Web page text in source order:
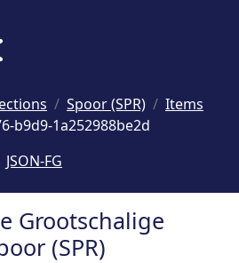
Spoor (SPR)
Items
b9d9-1a252988be2d
JSON-FG
Grootschalige
(SPR)